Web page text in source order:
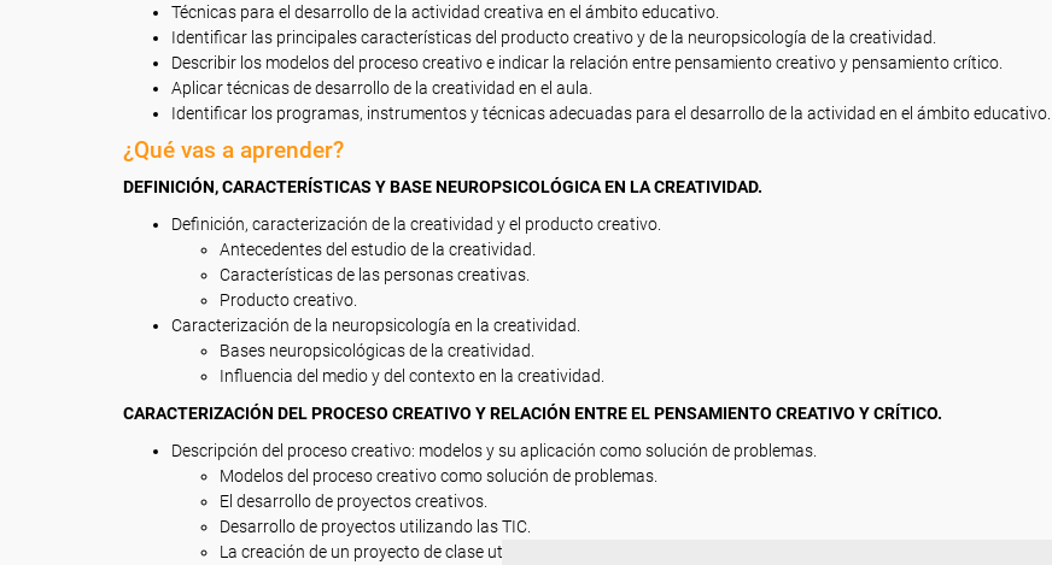
Técnicas para el desarrollo de la actividad creativa en el ámbito educativo.
Identificar las principales características del producto creativo y de la neuropsicología de la creatividad.
Describir los modelos del proceso creativo e indicar la relación entre pensamiento creativo y pensamiento crítico.
Aplicar técnicas de desarrollo de la creatividad en el aula.
Identificar los programas, instrumentos y técnicas adecuadas para el desarrollo de la actividad en el ámbito educativo.
¿Qué vas a aprender?
DEFINICIÓN, CARACTERÍSTICAS Y BASE NEUROPSICOLÓGICA EN LA CREATIVIDAD.
Definición, caracterización de la creatividad y el producto creativo.
Antecedentes del estudio de la creatividad.
Características de las personas creativas.
Producto creativo.
Caracterización de la neuropsicología en la creatividad.
Bases neuropsicológicas de la creatividad.
Influencia del medio y del contexto en la creatividad.
CARACTERIZACIÓN DEL PROCESO CREATIVO Y RELACIÓN ENTRE EL PENSAMIENTO CREATIVO Y CRÍTICO.
Descripción del proceso creativo: modelos y su aplicación como solución de problemas.
Modelos del proceso creativo como solución de problemas.
El desarrollo de proyectos creativos.
Desarrollo de proyectos utilizando las TIC.
La creación de un proyecto de clase utilizando la metodología del ApP.